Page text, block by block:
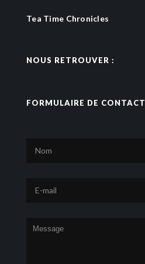
Tea Time Chronicles
NOUS RETROUVER :
FORMULAIRE DE CONTACT